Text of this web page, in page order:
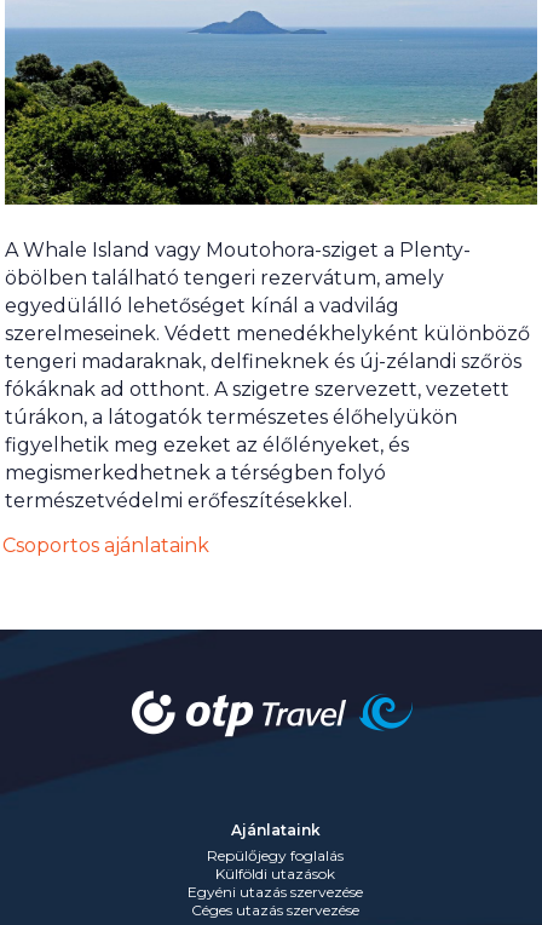
A Whale Island vagy Moutohora-sziget a Plenty-
öbölben található tengeri rezervátum, amely
egyedülálló lehetőséget kínál a vadvilág
szerelmeseinek. Védett menedékhelyként különböző
tengeri madaraknak, delfineknek és új-zélandi szőrös
fókáknak ad otthont. A szigetre szervezett, vezetett
túrákon, a látogatók természetes élőhelyükön
figyelhetik meg ezeket az élőlényeket, és
megismerkedhetnek a térségben folyó
természetvédelmi erőfeszítésekkel.
Csoportos ajánlataink
Ajánlataink
Repülőjegy foglalás
Külföldi utazások
Egyéni utazás szervezése
Céges utazás szervezése